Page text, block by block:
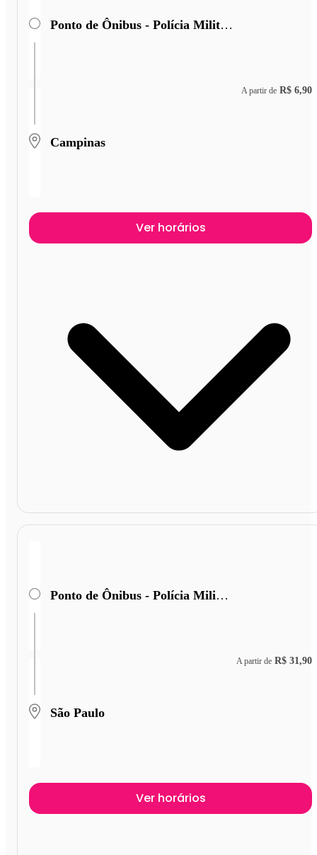
Ponto de Ônibus - Polícia Militar Rodoviária
Campinas
A partir de R$ 6,90
Ver horários
Ponto de Ônibus - Polícia Militar Rodoviária
São Paulo
A partir de R$ 31,90
Ver horários